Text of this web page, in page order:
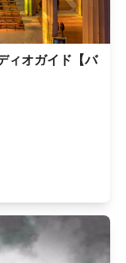
ィオガイド【バ